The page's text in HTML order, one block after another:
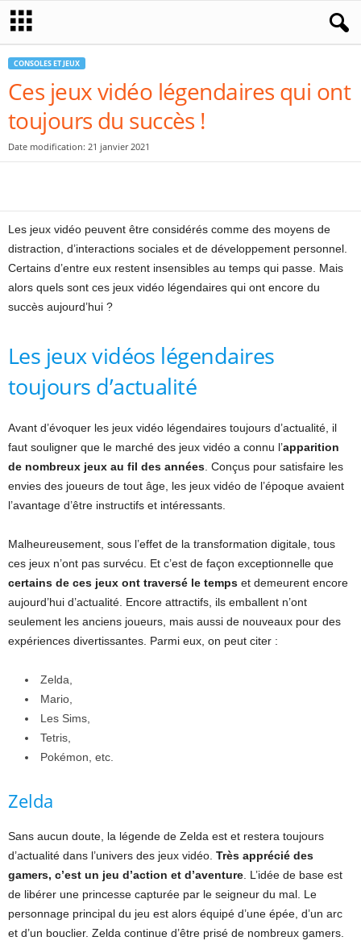
CONSOLES ET JEUX
Ces jeux vidéo légendaires qui ont
toujours du succès !
Date modification: 21 janvier 2021
Les jeux vidéo peuvent être considérés comme des moyens de
distraction, d’interactions sociales et de développement personnel.
Certains d’entre eux restent insensibles au temps qui passe. Mais
alors quels sont ces jeux vidéo légendaires qui ont encore du
succès aujourd’hui ?
Les jeux vidéos légendaires
toujours d’actualité
Avant d’évoquer les jeux vidéo légendaires toujours d’actualité, il
faut souligner que le marché des jeux vidéo a connu l’apparition
de nombreux jeux au fil des années . Conçus pour satisfaire les
envies des joueurs de tout âge, les jeux vidéo de l’époque avaient
l’avantage d’être instructifs et intéressants.
Malheureusement, sous l’effet de la transformation digitale, tous
ces jeux n’ont pas survécu. Et c’est de façon exceptionnelle que
certains de ces jeux ont traversé le temps et demeurent encore
aujourd’hui d’actualité. Encore attractifs, ils emballent n’ont
seulement les anciens joueurs, mais aussi de nouveaux pour des
expériences divertissantes. Parmi eux, on peut citer :
Zelda,
Mario,
Les Sims,
Tetris,
Pokémon, etc.
Zelda
Sans aucun doute, la légende de Zelda est et restera toujours
d’actualité dans l’univers des jeux vidéo. Très apprécié des
gamers, c’est un jeu d’action et d’aventure . L’idée de base est
de libérer une princesse capturée par le seigneur du mal. Le
personnage principal du jeu est alors équipé d’une épée, d’un arc
et d’un bouclier. Zelda continue d’être prisé de nombreux gamers.